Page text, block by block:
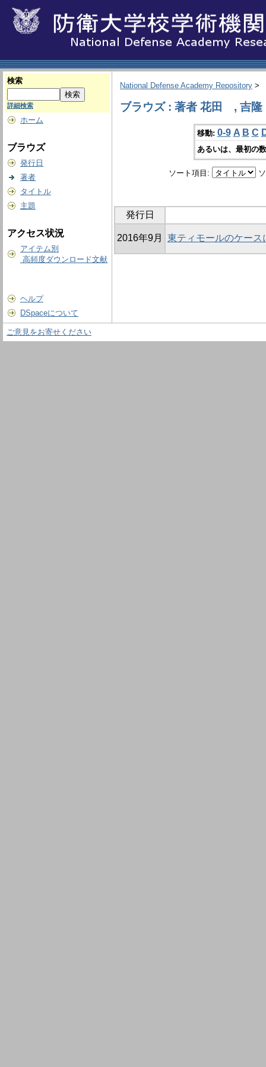
検索
詳細検索
ホーム
ブラウズ
発行日
著者
タイトル
主題
アクセス状況
アイテム別
高頻度ダウンロード文献
ヘルプ
DSpaceについて
National Defense Academy Repository >
ブラウズ : 著者 花田 , 吉隆
移動: 0-9 A B C
あるいは、最初の
ソート項目:
発行日
2016年9月 東ティモールのケー
ご意見をお寄せください